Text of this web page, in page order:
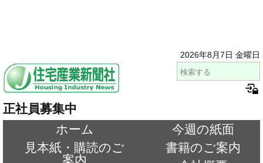
2026年8月7日 金曜日
正社員募集中
ホーム
今週の紙面
見本紙・購読のご
案内
書籍のご案内